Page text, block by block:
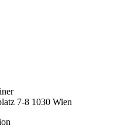
7-8 1030 Wien